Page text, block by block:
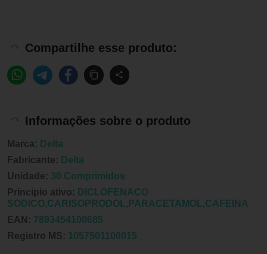
Compartilhe esse produto:
Informações sobre o produto
Marca: Delta
Fabricante: Delta
Unidade: 30 Comprimidos
Principio ativo: DICLOFENACO
SODICO,CARISOPRODOL,PARACETAMOL,CAFEINA
EAN: 7893454100685
Registro MS: 1057501100015